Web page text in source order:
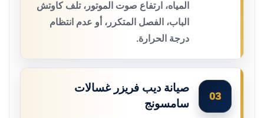
المياه، ارتفاع صوت الموتور، تلف كاوتش
الباب، الفصل المتكرر، أو عدم انتظام
درجة الحرارة.
03
صيانة ديب فريزر غسالات
سامسونج